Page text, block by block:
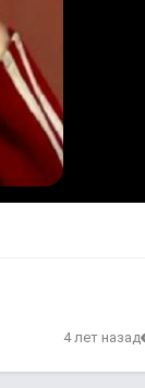
4 лет назад